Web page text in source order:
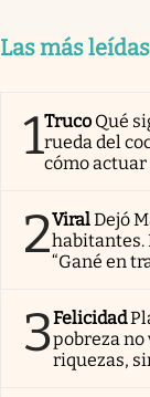
Las más
1Truco Qué
rueda del
cómo actuar
2ViralDejó
habitantes.
“Gané en
3Felicidad
pobreza no
riquezas,